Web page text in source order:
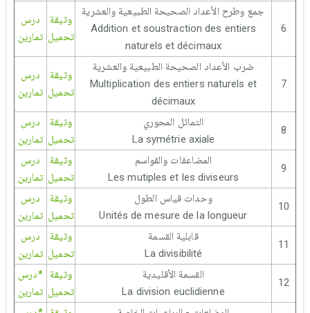
6
جمع وطرح الأعداد الصحيحة الطبيعية والعشرية
Addition et soustraction des entiers
naturels et décimaux
وثيقة
تحميل
درس
تمارين
7
ضرب الأعداد الصحيحة الطبيعية والعشرية
Multiplication des entiers naturels et
décimaux
وثيقة
تحميل
درس
تمارين
8
التماثل المحوري
La symétrie axiale
وثيقة
تحميل
درس
تمارين
9
المضاعفات والقواسم
Les mutiples et les diviseurs
وثيقة
تحميل
درس
تمارين
10
وحدات قياس الطول
Unités de mesure de la longueur
وثيقة
تحميل
درس
تمارين
11
قابلية القسمة
La divisibilité
وثيقة
تحميل
درس
تمارين
12
القسمة الأقليدية
La division euclidienne
وثيقة
تحميل
*درس
تمارين